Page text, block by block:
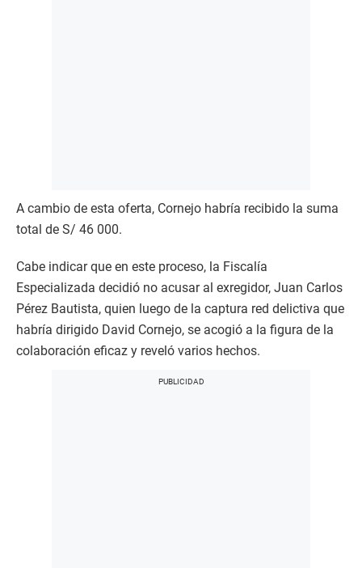
A cambio de esta oferta, Cornejo habría recibido la suma
total de S/ 46 000.
Cabe indicar que en este proceso, la Fiscalía
Especializada decidió no acusar al exregidor, Juan Carlos
Pérez Bautista, quien luego de la captura red delictiva que
habría dirigido David Cornejo, se acogió a la figura de la
colaboración eficaz y reveló varios hechos.